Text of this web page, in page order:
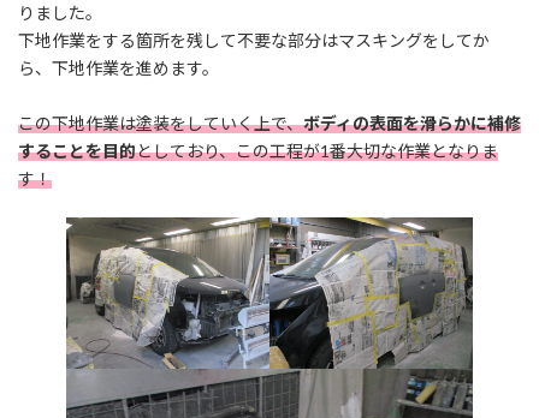
りました。
下地作業をする箇所を残して不要な部分はマスキングをしてか
ら、下地作業を進めます。
この下地作業は塗装をしていく上で、ボディの表面を滑らかに補修
することを目的としており、この工程が1番大切な作業となりま
す！